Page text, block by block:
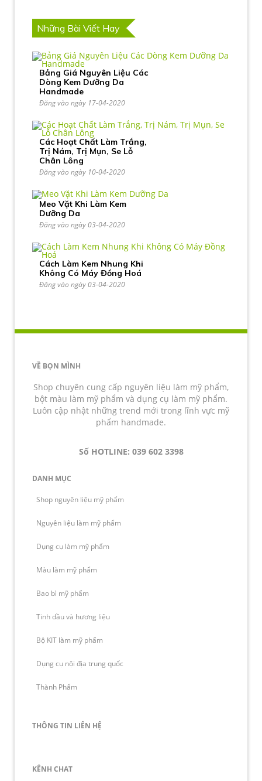
Những Bài Viết Hay
Bảng Giá Nguyên Liệu Các
Dòng Kem Dưỡng Da
Handmade
Đăng vào ngày 17-04-2020
Các Hoạt Chất Làm Trắng,
Trị Nám, Trị Mụn, Se Lỗ
Chân Lông
Đăng vào ngày 10-04-2020
Meo Vặt Khi Làm Kem
Dưỡng Da
Đăng vào ngày 03-04-2020
Cách Làm Kem Nhung Khi
Không Có Máy Đồng Hoá
Đăng vào ngày 03-04-2020
VỀ BỌN MÌNH
Shop chuyên cung cấp nguyên liệu làm mỹ phẩm,
bột màu làm mỹ phẩm và dụng cụ làm mỹ phẩm.
Luôn cập nhật những trend mới trong lĩnh vực mỹ
phẩm handmade.
Số HOTLINE: 039 602 3398
DANH MỤC
Shop nguyên liệu mỹ phẩm
Nguyên liệu làm mỹ phẩm
Dụng cụ làm mỹ phẩm
Màu làm mỹ phẩm
Bao bì mỹ phẩm
Tinh dầu và hương liệu
Bộ KIT làm mỹ phẩm
Dụng cụ nội địa trung quốc
Thành Phẩm
THÔNG TIN LIÊN HỆ
KÊNH CHAT